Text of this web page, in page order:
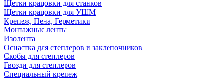
Щетки крацовки для станков
Щетки крацовки для УШМ
Крепеж, Пена, Герметики
Монтажные ленты
Изолента
Оснастка для степлеров и заклепочников
Скобы для степлеров
Гвозди для степлеров
Специальный крепеж